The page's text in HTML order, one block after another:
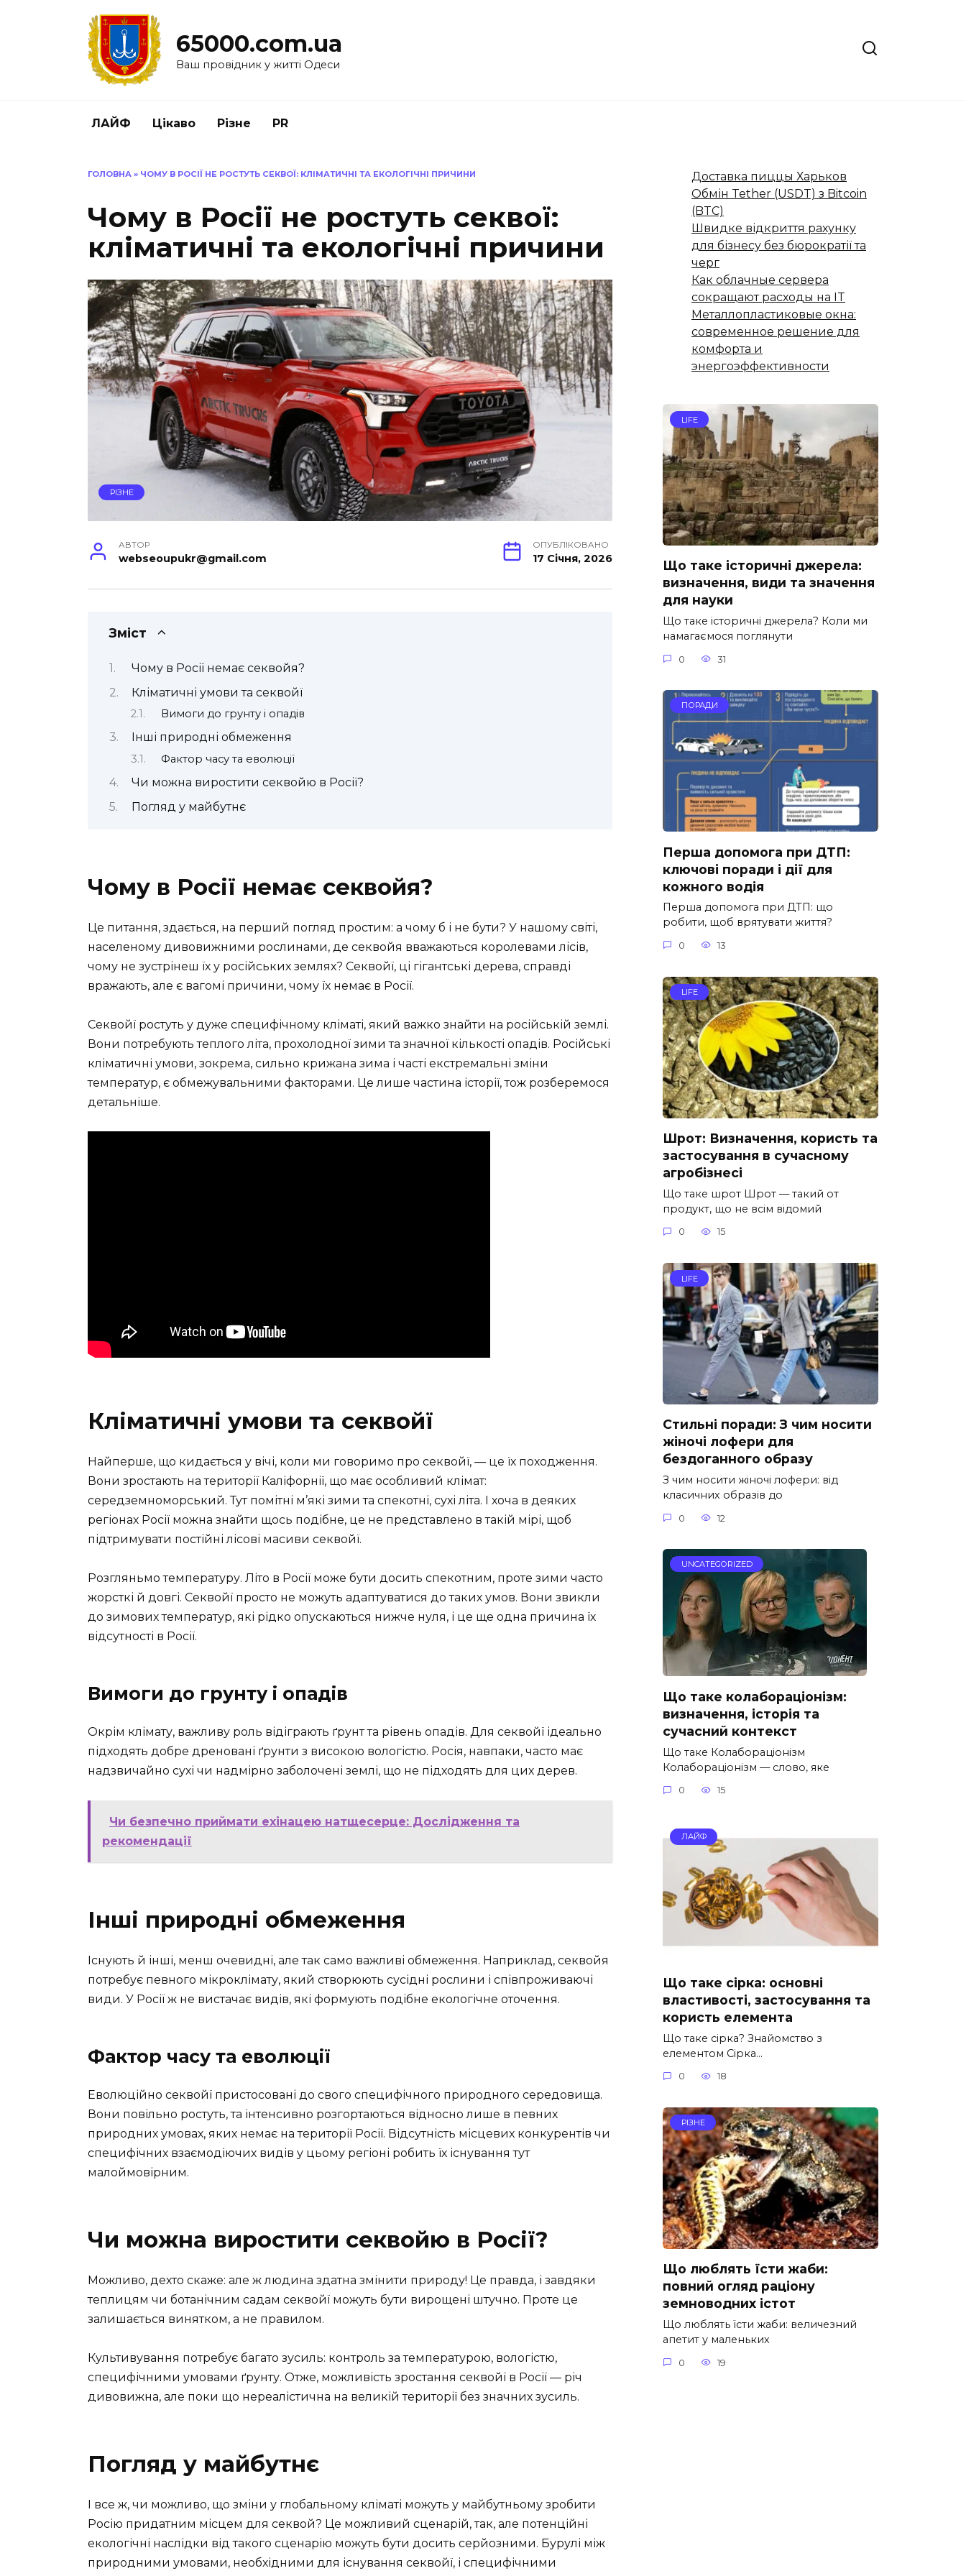
65000.com.ua
Ваш провідник у житті Одеси
ЛАЙФ Цікаво Різне PR
ГОЛОВНА » ЧОМУ В РОСІЇ НЕ РОСТУТЬ СЕКВОЇ: КЛІМАТИЧНІ ТА ЕКОЛОГІЧНІ ПРИЧИНИ
Чому в Росії не ростуть секвої:
кліматичні та екологічні причини
РІЗНЕ
АВТОР
webseoupukr@gmail.com
ОПУБЛІКОВАНО
17 Січня, 2026
Зміст
Чому в Росії немає секвойя?
Кліматичні умови та секвойї
Вимоги до грунту і опадів
Інші природні обмеження
Фактор часу та еволюції
Чи можна виростити секвойю в Росії?
Погляд у майбутнє
Чому в Росії немає секвойя?
Це питання, здається, на перший погляд простим: а чому б і не бути? У нашому світі,
населеному дивовижними рослинами, де секвойя вважаються королевами лісів,
чому не зустрінеш їх у російських землях? Секвойї, ці гігантські дерева, справді
вражають, але є вагомі причини, чому їх немає в Росії.
Секвойї ростуть у дуже специфічному кліматі, який важко знайти на російській землі.
Вони потребують теплого літа, прохолодної зими та значної кількості опадів. Російські
кліматичні умови, зокрема, сильно крижана зима і часті екстремальні зміни
температур, є обмежувальними факторами. Це лише частина історії, тож розберемося
детальніше.
Кліматичні умови та секвойї
Найперше, що кидається у вічі, коли ми говоримо про секвойї, — це їх походження.
Вони зростають на території Каліфорнії, що має особливий клімат:
середземноморський. Тут помітні м’які зими та спекотні, сухі літа. І хоча в деяких
регіонах Росії можна знайти щось подібне, це не представлено в такій мірі, щоб
підтримувати постійні лісові масиви секвойї.
Розгляньмо температуру. Літо в Росії може бути досить спекотним, проте зими часто
жорсткі й довгі. Секвойї просто не можуть адаптуватися до таких умов. Вони звикли
до зимових температур, які рідко опускаються нижче нуля, і це ще одна причина їх
відсутності в Росії.
Вимоги до грунту і опадів
Окрім клімату, важливу роль відіграють ґрунт та рівень опадів. Для секвойї ідеально
підходять добре дреновані ґрунти з високою вологістю. Росія, навпаки, часто має
надзвичайно сухі чи надмірно заболочені землі, що не підходять для цих дерев.
Чи безпечно приймати ехінацею натщесерце: Дослідження та
рекомендації
Інші природні обмеження
Існують й інші, менш очевидні, але так само важливі обмеження. Наприклад, секвойя
потребує певного мікроклімату, який створюють сусідні рослини і співпроживаючі
види. У Росії ж не вистачає видів, які формують подібне екологічне оточення.
Фактор часу та еволюції
Еволюційно секвойї пристосовані до свого специфічного природного середовища.
Вони повільно ростуть, та інтенсивно розгортаються відносно лише в певних
природних умовах, яких немає на території Росії. Відсутність місцевих конкурентів чи
специфічних взаємодіючих видів у цьому регіоні робить їх існування тут
малоймовірним.
Чи можна виростити секвойю в Росії?
Можливо, дехто скаже: але ж людина здатна змінити природу! Це правда, і завдяки
теплицям чи ботанічним садам секвойї можуть бути вирощені штучно. Проте це
залишається винятком, а не правилом.
Культивування потребує багато зусиль: контроль за температурою, вологістю,
специфічними умовами ґрунту. Отже, можливість зростання секвойї в Росії — річ
дивовижна, але поки що нереалістична на великій території без значних зусиль.
Погляд у майбутнє
І все ж, чи можливо, що зміни у глобальному кліматі можуть у майбутньому зробити
Росію придатним місцем для секвой? Це можливий сценарій, так, але потенційні
екологічні наслідки від такого сценарію можуть бути досить серйозними. Бурулі між
природними умовами, необхідними для існування секвойї, і специфічними
Доставка пиццы Харьков
Обмін Tether (USDT) з Bitcoin
(BTC)
Швидке відкриття рахунку
для бізнесу без бюрократії та
черг
Как облачные сервера
сокращают расходы на IT
Металлопластиковые окна:
современное решение для
комфорта и
энергоэффективности
LIFE
Що таке історичні джерела:
визначення, види та значення
для науки
Що таке історичні джерела? Коли ми
намагаємося поглянути
0 31
ПОРАДИ
Перша допомога при ДТП:
ключові поради і дії для
кожного водія
Перша допомога при ДТП: що
робити, щоб врятувати життя?
0 13
LIFE
Шрот: Визначення, користь та
застосування в сучасному
агробізнесі
Що таке шрот Шрот — такий от
продукт, що не всім відомий
0 15
LIFE
Стильні поради: З чим носити
жіночі лофери для
бездоганного образу
З чим носити жіночі лофери: від
класичних образів до
0 12
UNCATEGORIZED
Що таке колабораціонізм:
визначення, історія та
сучасний контекст
Що таке Колабораціонізм
Колабораціонізм — слово, яке
0 15
ЛАЙФ
Що таке сірка: основні
властивості, застосування та
користь елемента
Що таке сірка? Знайомство з
елементом Сірка…
0 18
РІЗНЕ
Що люблять їсти жаби:
повний огляд раціону
земноводних істот
Що люблять їсти жаби: величезний
апетит у маленьких
0 19